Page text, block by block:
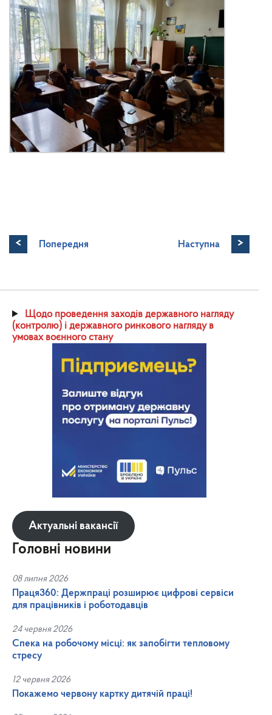
< Попередня Наступна >
Щодо проведення заходів державного нагляду
(контролю) і державного ринкового нагляду в
умовах воєнного стану
Актуальні вакансії
Головні новини
08 липня 2026
Праця360: Держпраці розширює цифрові сервіси
для працівників і роботодавців
24 червня 2026
Спека на робочому місці: як запобігти тепловому
стресу
12 червня 2026
Покажемо червону картку дитячій праці!